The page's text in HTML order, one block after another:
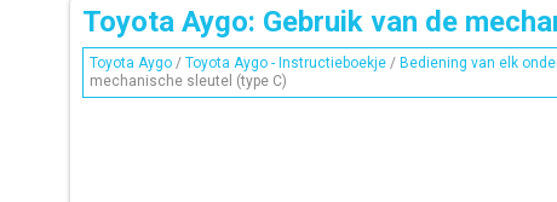
Toyota Aygo: Gebruik van de
Toyota Aygo / Toyota Aygo - Instructieboekje / Bediening van elk
mechanische sleutel (type C)